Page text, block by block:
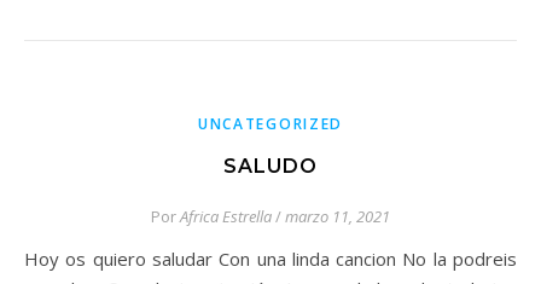
UNCATEGORIZED
SALUDO
PorAfrica Estrella/marzo 11, 2021
Hoy os quiero saludar Con una linda cancion No la podreis